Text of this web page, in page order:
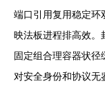
端口引用复用稳定环
映法板进程排高效。
固定组合理容器状
对安全身份和协议无